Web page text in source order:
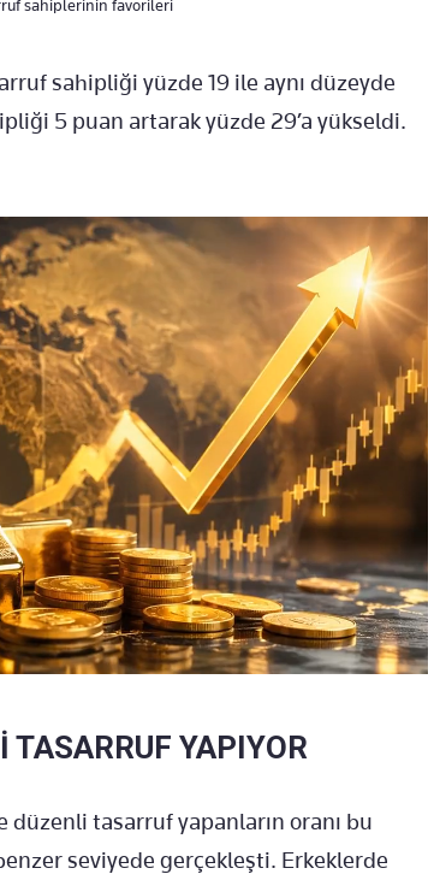
sahiplerinin favorileri
sahipliği yüzde 19 ile aynı düzeyde
5 puan artarak yüzde 29’a yükseldi.
YAPIYOR
tasarruf yapanların oranı bu
seviyede gerçekleşti. Erkeklerde